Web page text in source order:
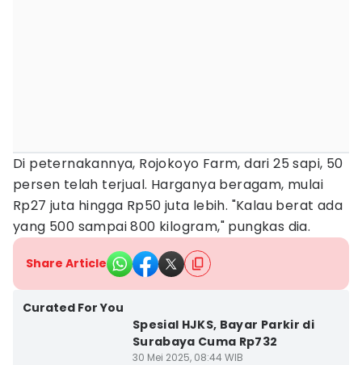
Di peternakannya, Rojokoyo Farm, dari 25 sapi, 50
persen telah terjual. Harganya beragam, mulai
Rp27 juta hingga Rp50 juta lebih. "Kalau berat ada
yang 500 sampai 800 kilogram," pungkas dia.
Share Article
Curated For You
Spesial HJKS, Bayar Parkir di
Surabaya Cuma Rp732
30 Mei 2025, 08:44 WIB